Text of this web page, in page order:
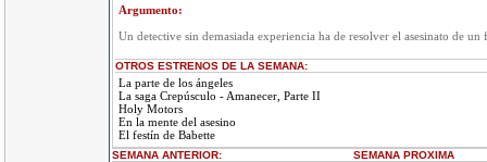
Argumento:
Un detective sin demasiada experiencia ha de resolver el asesinato de un
OTROS ESTRENOS DE LA SEMANA:
La parte de los ángeles
La saga Crepúsculo - Amanecer, Parte II
Holy Motors
En la mente del asesino
El festín de Babette
SEMANA ANTERIOR: SEMANA PROXIMA